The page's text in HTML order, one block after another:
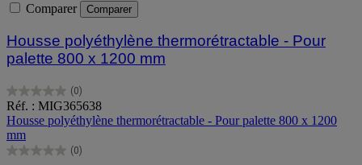
Comparer Comparer
Housse polyéthylène thermorétractable - Pour
palette 800 x 1200 mm
(0)
0.0
sur
5
étoiles.
Réf. : MIG365638
Housse polyéthylène thermorétractable - Pour palette 800 x 1200
mm
(0)
0.0